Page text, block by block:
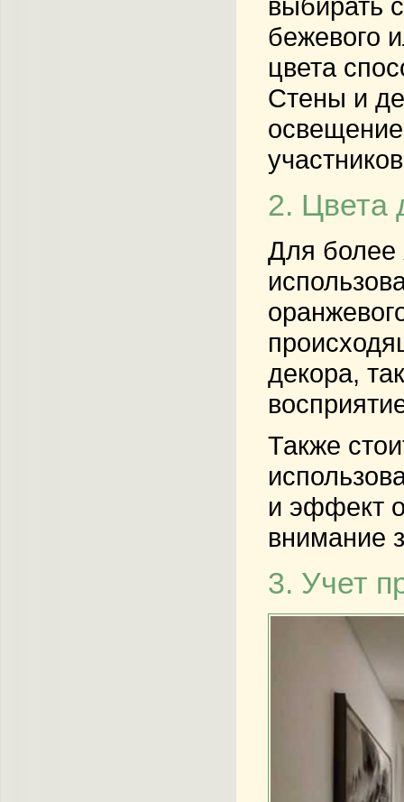
бежевого
цвета
Стены и
2. Цвета
Для более
декора,
Также
и эффект
внимание
3. Учет